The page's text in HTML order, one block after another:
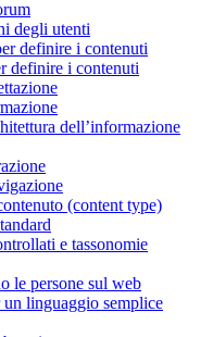
degli utenti
definire i contenuti
definire i contenuti
dell’informazione
(content type)
e tassonomie
le persone sul web
linguaggio semplice